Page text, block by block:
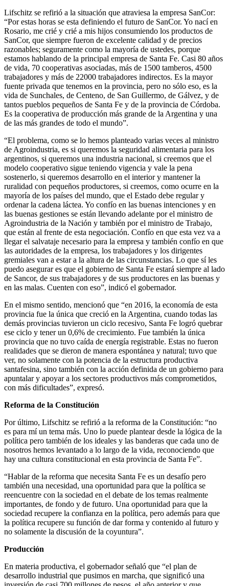
Lifschitz se refirió a la situación que atraviesa la empresa SanCor:
“Por estas horas se esta definiendo el futuro de SanCor. Yo nací en
Rosario, me crié y crié a mis hijos consumiendo los productos de
SanCor, que siempre fueron de excelente calidad y de precios
razonables; seguramente como la mayoría de ustedes, porque
estamos hablando de la principal empresa de Santa Fe. Casi 80 años
de vida, 70 cooperativas asociadas, más de 1500 tamberos, 4500
trabajadores y más de 22000 trabajadores indirectos. Es la mayor
fuente privada que tenemos en la provincia, pero no sólo eso, es la
vida de Sunchales, de Centeno, de San Guillermo, de Gálvez, y de
tantos pueblos pequeños de Santa Fe y de la provincia de Córdoba.
Es la cooperativa de producción más grande de la Argentina y una
de las más grandes de todo el mundo”.
“El problema, como se lo hemos planteado varias veces al ministro
de Agroindustria, es si queremos la seguridad alimentaria para los
argentinos, si queremos una industria nacional, si creemos que el
modelo cooperativo sigue teniendo vigencia y vale la pena
sostenerlo, si queremos desarrollo en el interior y mantener la
ruralidad con pequeños productores, si creemos, como ocurre en la
mayoría de los países del mundo, que el Estado debe regular y
ordenar la cadena láctea. Yo confío en las buenas intenciones y en
las buenas gestiones se están llevando adelante por el ministro de
Agroindustria de la Nación y también por el ministro de Trabajo,
que están al frente de esta negociación. Confío en que esta vez va a
llegar el salvataje necesario para la empresa y también confío en que
las autoridades de la empresa, los trabajadores y los dirigentes
gremiales van a estar a la altura de las circunstancias. Lo que sí les
puedo asegurar es que el gobierno de Santa Fe estará siempre al lado
de Sancor, de sus trabajadores y de sus productores en las buenas y
en las malas. Cuenten con eso”, indicó el gobernador.
En el mismo sentido, mencionó que “en 2016, la economía de esta
provincia fue la única que creció en la Argentina, cuando todas las
demás provincias tuvieron un ciclo recesivo, Santa Fe logró quebrar
ese ciclo y tener un 0,6% de crecimiento. Fue también la única
provincia que no tuvo caída de energía registrable. Estas no fueron
realidades que se dieron de manera espontánea y natural; tuvo que
ver, no solamente con la potencia de la estructura productiva
santafesina, sino también con la acción definida de un gobierno para
apuntalar y apoyar a los sectores productivos más comprometidos,
con más dificultades”, expresó.
Reforma de la Constitución
Por último, Lifschitz se refirió a la reforma de la Constitución: “no
es para mí un tema más. Uno lo puede plantear desde la lógica de la
política pero también de los ideales y las banderas que cada uno de
nosotros hemos levantado a lo largo de la vida, reconociendo que
hay una cultura constitucional en esta provincia de Santa Fe”.
“Hablar de la reforma que necesita Santa Fe es un desafío pero
también una necesidad, una oportunidad para que la política se
reencuentre con la sociedad en el debate de los temas realmente
importantes, de fondo y de futuro. Una oportunidad para que la
sociedad recupere la confianza en la política, pero además para que
la política recupere su función de dar forma y contenido al futuro y
no solamente la discusión de la coyuntura”.
Producción
En materia productiva, el gobernador señaló que “el plan de
desarrollo industrial que pusimos en marcha, que significó una